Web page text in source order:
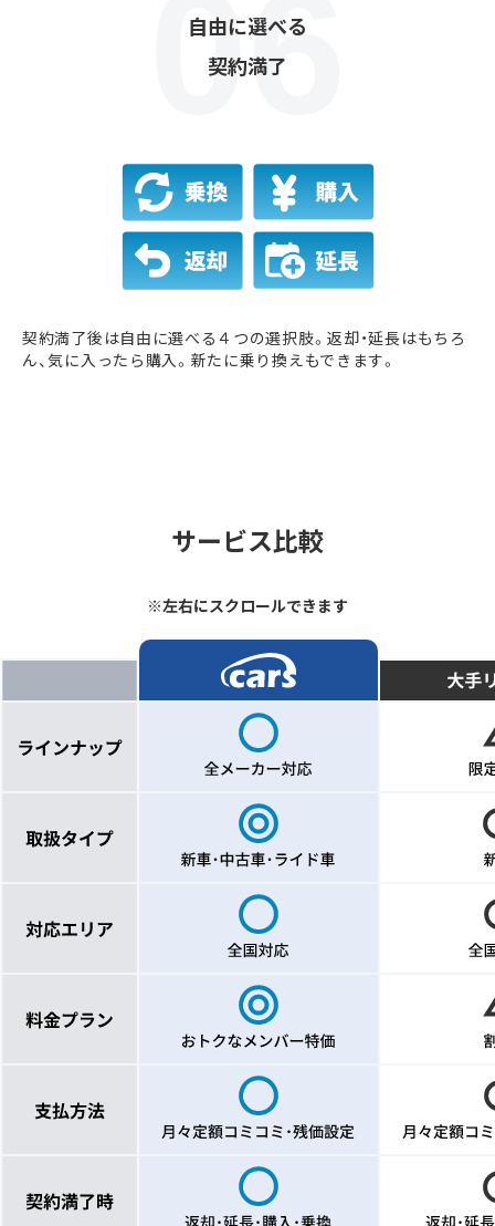
自由に選べる
契約満了
契約満了後は自由に選べる４つの選択肢。返却・延長はもちろ
ん、気に入ったら購入。新たに乗り換えもできます。
サービス比較
※左右にスクロールできます